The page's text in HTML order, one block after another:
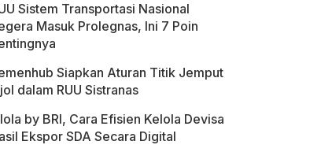
Sistem Transportasi Nasional
Masuk Prolegnas, Ini 7 Poin
Siapkan Aturan Titik Jemput
dalam RUU Sistranas
by BRI, Cara Efisien Kelola Devisa
Ekspor SDA Secara Digital